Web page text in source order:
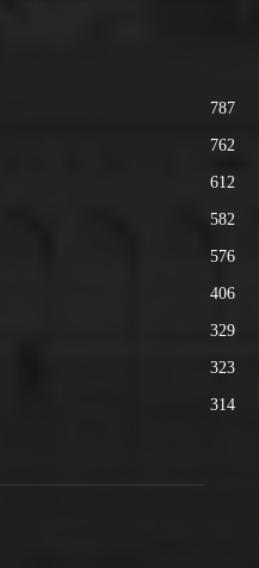
787
762
612
582
576
406
329
323
314